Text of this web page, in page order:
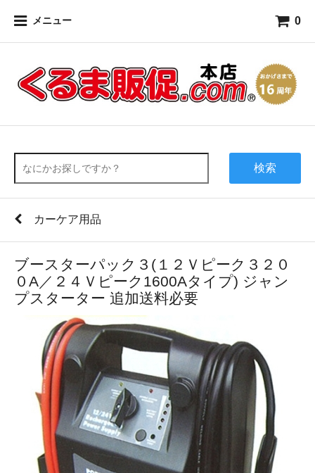
メニュー 0
検索
カーケア用品
ブースターパック３(１２Ｖピーク３２０
０A／２４Ｖピーク1600Aタイプ) ジャン
プスターター 追加送料必要